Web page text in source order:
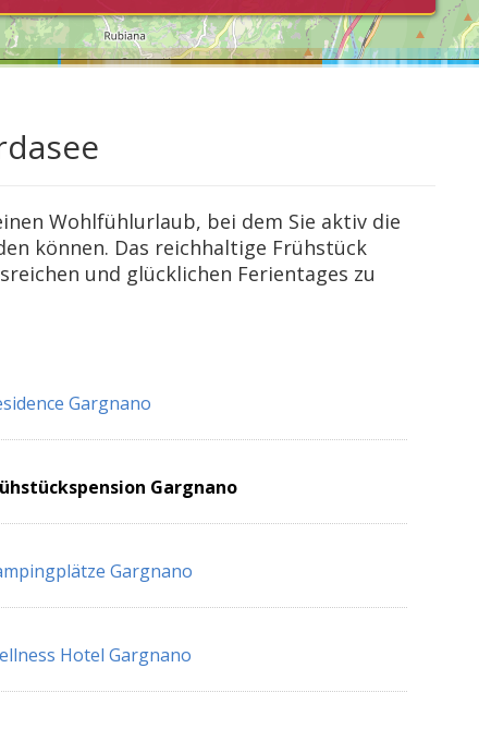
Wohlfühlurlaub, bei dem Sie aktiv die
können. Das reichhaltige Frühstück
und glücklichen Ferientages zu
Gargnano
Gargnano
Gargnano
Hotel Gargnano